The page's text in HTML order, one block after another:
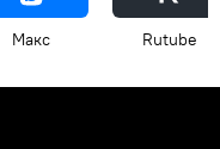
Макс Rutube